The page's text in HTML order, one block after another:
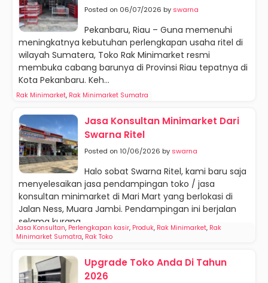
Posted on 06/07/2026 by swarna
Pekanbaru, Riau – Guna memenuhi
meningkatnya kebutuhan perlengkapan usaha ritel di
wilayah Sumatera, Toko Rak Minimarket resmi
membuka cabang barunya di Provinsi Riau tepatnya di
Kota Pekanbaru. Keh...
Rak Minimarket, Rak Minimarket Sumatra
Jasa Konsultan Minimarket Dari
Swarna Ritel
Posted on 10/06/2026 by swarna
Halo sobat Swarna Ritel, kami baru saja
menyelesaikan jasa pendampingan toko / jasa
konsultan minimarket di Mari Mart yang berlokasi di
Jalan Ness, Muara Jambi. Pendampingan ini berjalan
selama kurang...
Jasa Konsultan, Perlengkapan kasir, Produk, Rak Minimarket, Rak
Minimarket Sumatra, Rak Toko
Upgrade Toko Anda Di Tahun
2026